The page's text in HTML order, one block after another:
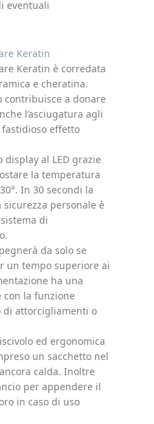
eventuali
Keratin
Keratin è corredata
e cheratina.
contribuisce a donare
l’asciugatura agli
effetto
al LED grazie
la temperatura
In 30 secondi la
personale è
di
da solo se
un tempo superiore ai
ha una
con la funzione
di attorcigliamenti o
ed ergonomica
un sacchetto nel
calda. Inoltre
per appendere il
in caso di uso